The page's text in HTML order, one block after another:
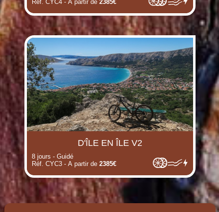
(i)
(i)
(i) (i)
(i)
(i) (i)
(i)
Réf. CYC4 - A partir de 2385€
D'ÎLE EN ÎLE V2
8 jours - Guidé
Réf. CYC3 - A partir de 2385€